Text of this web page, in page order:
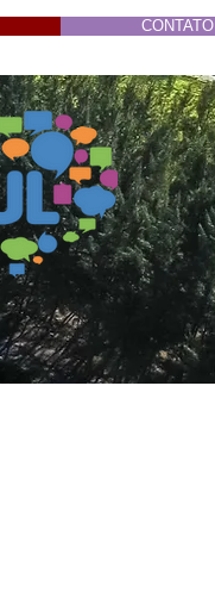
CONTATO